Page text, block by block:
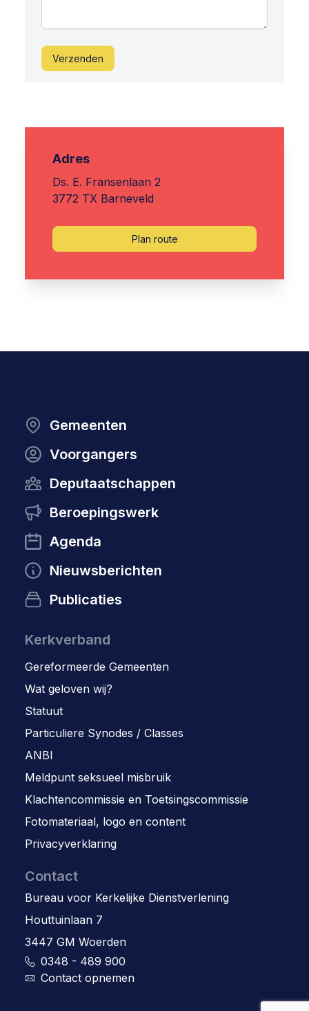
Verzenden
Adres
Ds. E. Fransenlaan 2
3772 TX Barneveld
Plan route
Gemeenten
Voorgangers
Deputaatschappen
Beroepingswerk
Agenda
Nieuwsberichten
Publicaties
Kerkverband
Gereformeerde Gemeenten
Wat geloven wij?
Statuut
Particuliere Synodes / Classes
ANBI
Meldpunt seksueel misbruik
Klachtencommissie en Toetsingscommissie
Fotomateriaal, logo en content
Privacyverklaring
Contact
Bureau voor Kerkelijke Dienstverlening
Houttuinlaan 7
3447 GM Woerden
0348 - 489 900
Contact opnemen